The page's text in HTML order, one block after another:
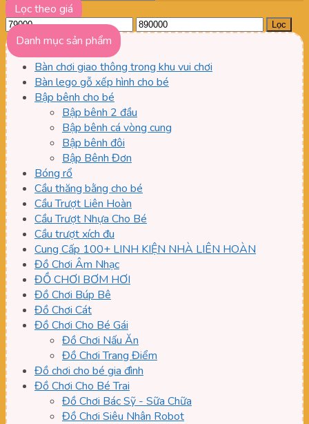
Lọc theo giá
Giá
tối
thiểu
Giá
Lọc
Danh mục sản phẩm
Bàn chơi giao thông trong khu vui chơi
Bàn lego gỗ xếp hình cho bé
Bập bênh cho bé
Bập bênh 2 đầu
Bập bênh cá vòng cung
Bập bênh đôi
Bập Bênh Đơn
Bóng rổ
Cầu thăng bằng cho bé
Cầu Trượt Liên Hoàn
Cầu Trượt Nhựa Cho Bé
Cầu trượt xích đu
Cung Cấp 100+ LINH KIỆN NHÀ LIÊN HOÀN
Đồ Chơi Âm Nhạc
ĐỒ CHƠI BƠM HƠI
Đồ Chơi Búp Bê
Đồ Chơi Cát
Đồ Chơi Cho Bé Gái
Đồ Chơi Nấu Ăn
Đồ Chơi Trang Điểm
Đồ chơi cho bé gia đình
Đồ Chơi Cho Bé Trai
Đồ Chơi Bác Sỹ - Sữa Chữa
Đồ Chơi Siêu Nhân Robot